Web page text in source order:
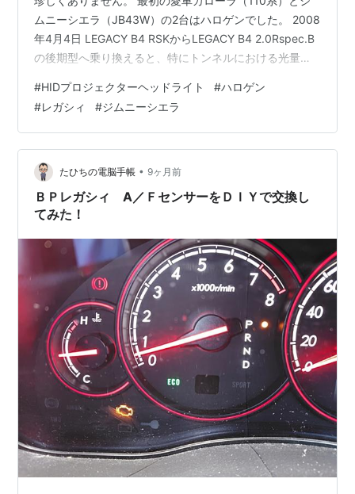
他社潰しで有名な（？）トヨタも「カルディナ」と
いうレガシィのライバルとなる車種を発売させたが、レ
ガシィの販売台数には勝てず、カルディナは三代目にし
て方向転換を余儀なくされた
:ただしBG型末期に出た「レガシィ・グランドワゴ
ン」、BH型の「レガシィ・ランカスター」はブリスタ
ーフェンダー等により3ナンバーサイズとなっている。
ちなみにBP型では「アウトバック
称を与えられた。詳しくは見出語「アウトバック」を参
照のこと
*5:年間の売り上げ台数が1万台に満たないこともあった
二代目では実に全体の90%がワゴンだったと言われ
る
初代や二代目ではセダンボディをベースにワゴンを
設計していたが、三代目ではセダンとワゴンの設計を
別々に行うことでセダンボディの設計自由度を増した。
ワゴンを先に開発した為、ワゴンが先に発表・発売され
ることとなった
B4とは水平対向エンジンを意味する「BOXER
ENGINE」の「B」と4WDの「4」である。
*9:McIntosh。パソコンのMacintosh（マック）ではな
ムニーシエラ（JB43W）の2台はハロゲンでした。 2008
年4月4日 LEGACY B4 RSKからLEGACY B4 2.0Rspec.B
の後期型へ乗り換えると、特にトンネルにおける光量と
がプロジェクターではありませんでした。 2014年7月7日
LEGACY B4 2.0Rの前期型に乗り換えたものの感動はあ
りませんでした。 光量については7年落ちによるカバー
透明度の劣化の要因があったかと思われます。 尚、後期
型はヘッドライト…
#HIDプロジェクターヘッドライト #ハロゲン
#レガシィ #ジムニーシエラ
たひちの電脳手帳 • 9ヶ月前
ＢＰレガシィ A／ＦセンサーをＤＩＹで交換し
てみた！